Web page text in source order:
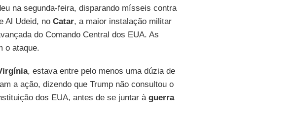
na segunda-feira, disparando mísseis contra
Al Udeid, no Catar, a maior instalação militar
do Comando Central dos EUA. As
o ataque.
, estava entre pelo menos uma dúzia de
a ação, dizendo que Trump não consultou o
dos EUA, antes de se juntar à guerra